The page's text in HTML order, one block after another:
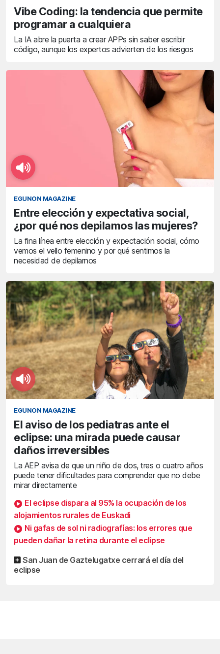
Vibe Coding: la tendencia que permite
programar a cualquiera
La IA abre la puerta a crear APPs sin saber escribir
código, aunque los expertos advierten de los riesgos
EGUNON MAGAZINE
Entre elección y expectativa social,
¿por qué nos depilamos las mujeres?
La fina línea entre elección y expectación social, cómo
vemos el vello femenino y por qué sentimos la
necesidad de depilarnos
EGUNON MAGAZINE
El aviso de los pediatras ante el
eclipse: una mirada puede causar
daños irreversibles
La AEP avisa de que un niño de dos, tres o cuatro años
puede tener dificultades para comprender que no debe
mirar directamente
El eclipse dispara al 95% la ocupación de los
alojamientos rurales de Euskadi
Ni gafas de sol ni radiografías: los errores que
pueden dañar la retina durante el eclipse
San Juan de Gaztelugatxe cerrará el día del
eclipse